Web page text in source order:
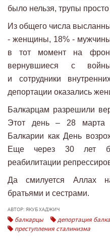
было нельзя, трупы
Из общего числа
- женщины, 18% -
в тот момент на
вернувшиеся с
и сотрудники
депортации оказались
Балкарцам разрешили
Этот день – 28 марта
Балкарии как День
Еще через 30 лет
реабилитации
Да смилуется Аллах
братьями и сестрами.
АВТОР: ЯКУБ ХАДЖИЧ
балкарцы
депортация
преступления сталинизма